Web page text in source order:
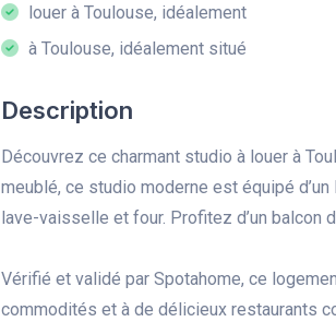
louer à Toulouse, idéalement
à Toulouse, idéalement situé
Description
Découvrez ce charmant studio à louer à
meublé, ce studio moderne est équipé
lave-vaisselle et four. Profitez d’un balcon
Vérifié et validé par Spotahome, ce
commodités et à de délicieux restaurants